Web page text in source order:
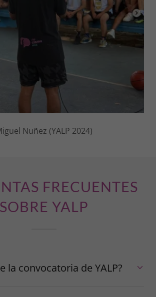
Nuñez (YALP 2024)
FRECUENTES
SOBRE YALP
la convocatoria de YALP?